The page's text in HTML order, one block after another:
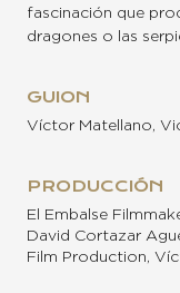
fascinación que
dragones o las
GUION
Víctor Matellano,
PRODUCCIÓN
El Embalse
David Cortazar
Film Production,